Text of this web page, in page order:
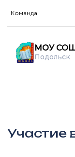
Команда
МОУ СОШ
Подольск
Участие